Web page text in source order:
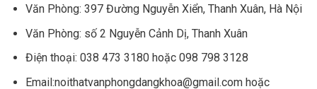
Văn Phòng: 397 Đường Nguyễn Xiển, Thanh Xuân, Hà Nội
Văn Phòng: số 2 Nguyễn Cảnh Dị, Thanh Xuân
Điện thoại: 038 473 3180 hoặc 098 798 3128
Email:noithatvanphongdangkhoa@gmail.com hoặc